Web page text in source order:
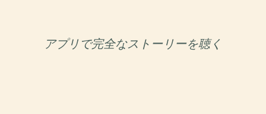
アプリで完全なストーリーを聴く